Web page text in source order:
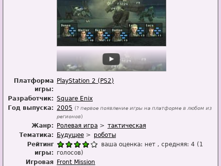
Платформа
игры:
PlayStation 2 (PS2)
Разработчик: Square Enix
Год выпуска: 2005 (? первое появление игры на платформе в любом из
регионов)
Жанр: Ролевая игра
тактическая
Тематика:
Будущее
роботы
Рейтинг
игры:
ваша оценка: нет , средняя: 4 ( 1
голосов)
Игровая
Front Mission